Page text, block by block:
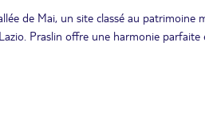
de Mai, un site classé au patrimoine
Praslin offre une harmonie